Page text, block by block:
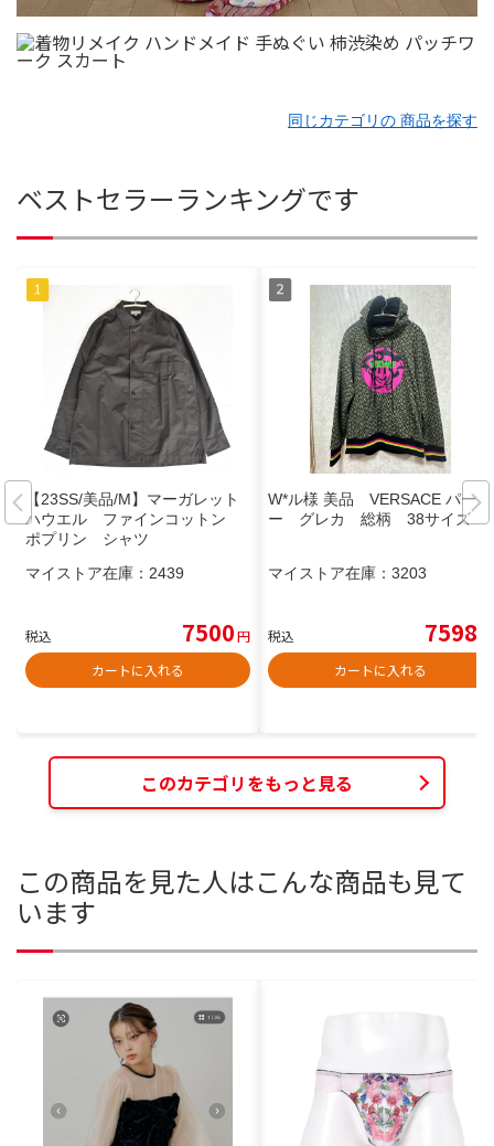
同じカテゴリの 商品を探す
ベストセラーランキングです
【23SS/美品/M】マーガレット
ハウエル ファインコットン
ポプリン シャツ
マイストア在庫： 2439
税込 7500円
カートに入れる
W*ル様 美品 VERSACE パーカ
ー グレカ 総柄 38サイズ
マイストア在庫： 3203
税込 7598
カートに入れる
このカテゴリをもっと見る
この商品を見た人はこんな商品も見て
います